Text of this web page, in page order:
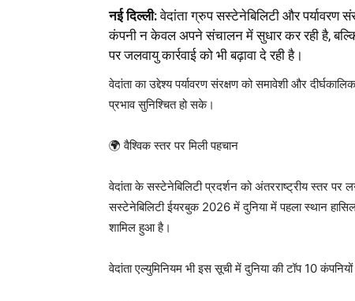
नई दिल्ली:वेदांता ग्रुप सस्टेनेबिलिटी और पर्यावरण
कंपनी न केवल अपने संचालन में सुधार कर रही है,
पर जलवायु कार्रवाई को भी बढ़ावा दे रही है।
वेदांता का उद्देश्य पर्यावरण संरक्षण को समावेशी और
प्रभाव सुनिश्चित हो सके।
🌍 वैश्विक स्तर पर मिली पहचान
वेदांता के सस्टेनेबिलिटी प्रदर्शन को अंतरराष्ट्रीय स्तर पर
सस्टेनेबिलिटी ईयरबुक 2026 में दुनिया में पहला स्थान
शामिल हुआ है।
वेदांता एल्युमिनियम भी इस सूची में दुनिया की टॉप 10